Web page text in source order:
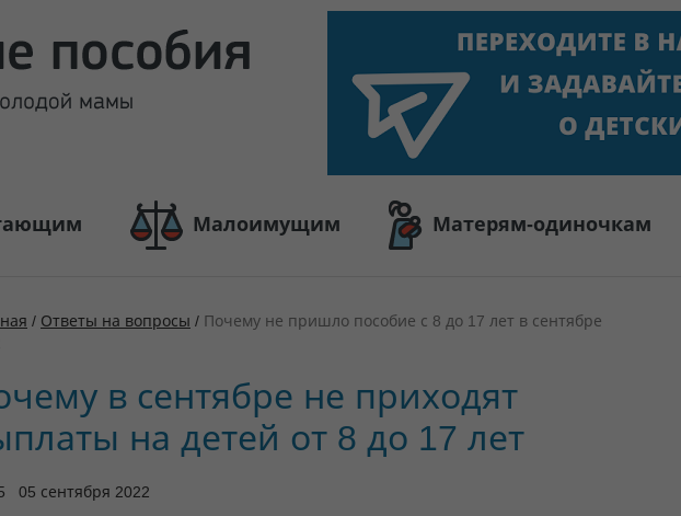
Малоимущим Матерям-одиночкам
/ Ответы на вопросы / Почему не пришло пособие с 8 до 17 лет в сентябре
в сентябре не приходят
на детей от 8 до 17 лет
05 сентября 2022